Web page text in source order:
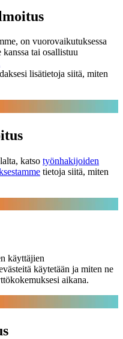
on vuorovaikutuksessa
tai osallistuu
lisätietoja siitä, miten
katso työnhakijoiden
tietoja siitä, miten
käyttäjien
käytetään ja miten ne
aikana.